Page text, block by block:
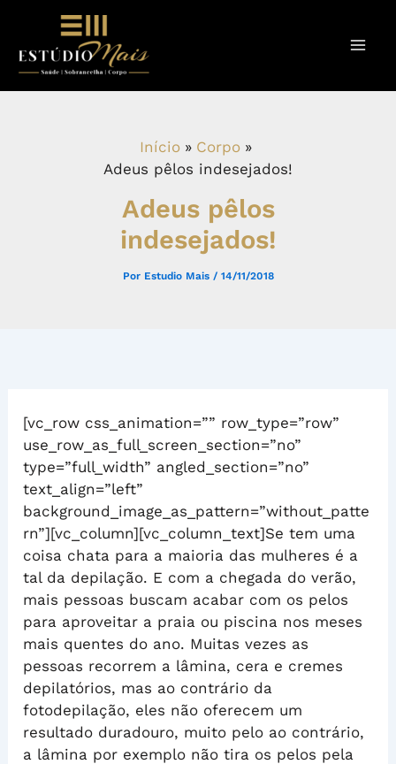
conteúdo
Início
Corpo
Adeus pêlos indesejados!
Adeus pêlos
indesejados!
Por Estudio Mais / 14/11/2018
[vc_row css_animation=”” row_type=”row”
use_row_as_full_screen_section=”no”
type=”full_width” angled_section=”no”
text_align=”left”
background_image_as_pattern=”without_patte
rn”][vc_column][vc_column_text]Se tem uma
coisa chata para a maioria das mulheres é a
tal da depilação. E com a chegada do verão,
mais pessoas buscam acabar com os pelos
para aproveitar a praia ou piscina nos meses
mais quentes do ano. Muitas vezes as
pessoas recorrem a lâmina, cera e cremes
depilatórios, mas ao contrário da
fotodepilação, eles não oferecem um
resultado duradouro, muito pelo ao contrário,
a lâmina por exemplo não tira os pelos pela